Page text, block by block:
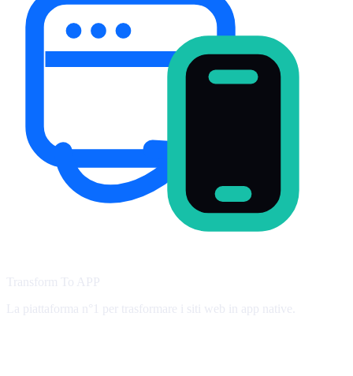
Transform To APP
La piattaforma n°1 per trasformare i siti web in app native.